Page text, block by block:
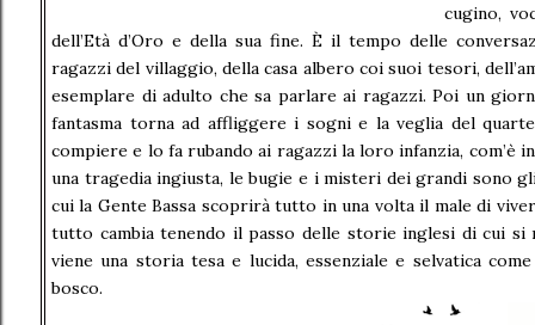
cugino,
dell’Età d’Oro e della sua fine. È il tempo delle
ragazzi del villaggio, della casa albero coi suoi tesori,
esemplare di adulto che sa parlare ai ragazzi. Poi un
fantasma torna ad affliggere i sogni e la veglia del
compiere e lo fa rubando ai ragazzi la loro infanzia, com’è
una tragedia ingiusta, le bugie e i misteri dei grandi sono
cui la Gente Bassa scoprirà tutto in una volta il male di
tutto cambia tenendo il passo delle storie inglesi di cui si
viene una storia tesa e lucida, essenziale e selvatica
bosco.